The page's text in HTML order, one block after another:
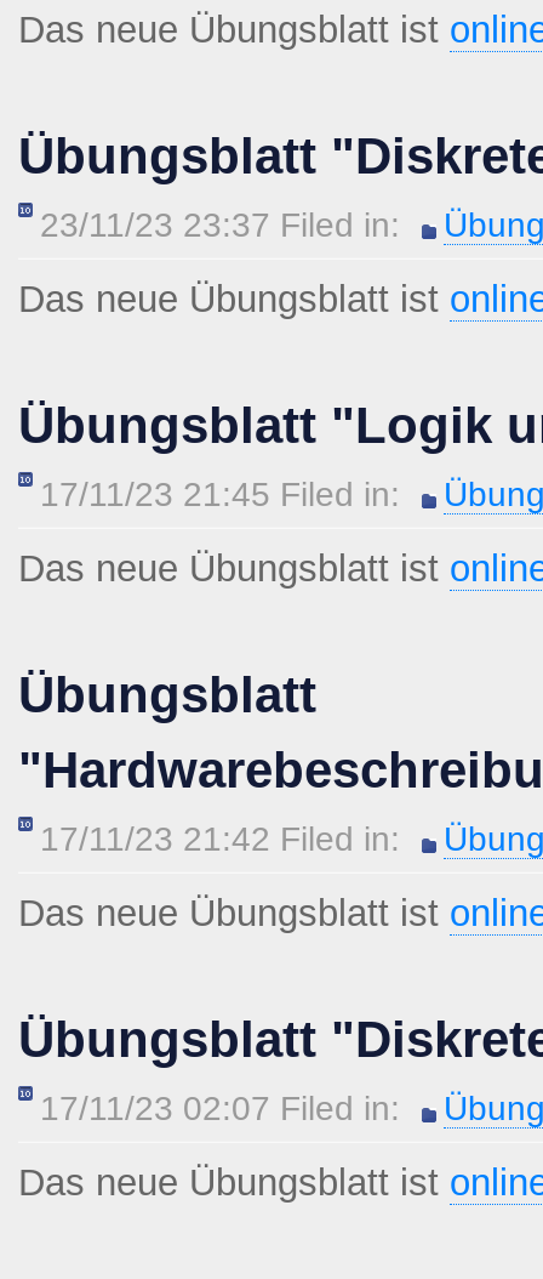
Das neue Übungsblatt ist
Übungsblatt
23/11/23 23:37 Filed in:
Das neue Übungsblatt ist
Übungsblatt "Logik
17/11/23 21:45 Filed in:
Das neue Übungsblatt ist
Übungsblatt
17/11/23 21:42 Filed in:
Das neue Übungsblatt ist
Übungsblatt
17/11/23 02:07 Filed in:
Das neue Übungsblatt ist